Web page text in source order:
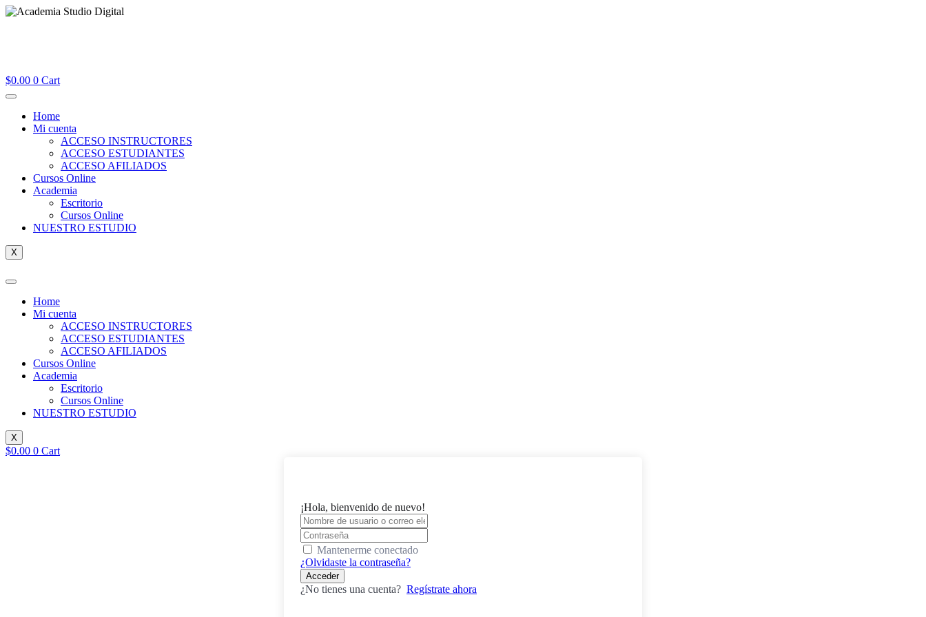
$0.00 0 Cart
Home
Mi cuenta
ACCESO INSTRUCTORES
ACCESO ESTUDIANTES
ACCESO AFILIADOS
Cursos Online
Academia
Escritorio
Cursos Online
NUESTRO ESTUDIO
X
Home
Mi cuenta
ACCESO INSTRUCTORES
ACCESO ESTUDIANTES
ACCESO AFILIADOS
Cursos Online
Academia
Escritorio
Cursos Online
NUESTRO ESTUDIO
X
$0.00 0 Cart
¡Hola, bienvenido de nuevo!
Mantenerme conectado
¿Olvidaste la contraseña?
Acceder
¿No tienes una cuenta? Regístrate ahora